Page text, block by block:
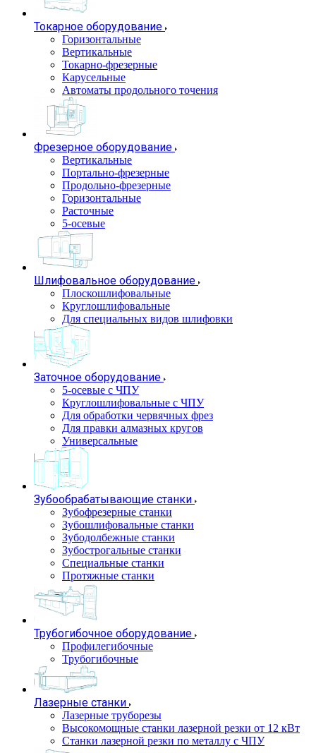
Токарное оборудование
Горизонтальные
Вертикальные
Токарно-фрезерные
Карусельные
Автоматы продольного точения
Фрезерное оборудование
Вертикальные
Портально-фрезерные
Продольно-фрезерные
Горизонтальные
Расточные
5-осевые
Шлифовальное оборудование
Плоскошлифовальные
Круглошлифовальные
Для специальных видов шлифовки
Заточное оборудование
5-осевые с ЧПУ
Круглошлифовальные с ЧПУ
Для обработки червячных фрез
Для правки алмазных кругов
Универсальные
Зубообрабатывающие станки
Зубофрезерные станки
Зубошлифовальные станки
Зубодолбежные станки
Зубострогальные станки
Специальные станки
Протяжные станки
Трубогибочное оборудование
Профилегибочные
Трубогибочные
Лазерные станки
Лазерные труборезы
Высокомощные станки лазерной резки от 12 кВт
Станки лазерной резки по металлу с ЧПУ